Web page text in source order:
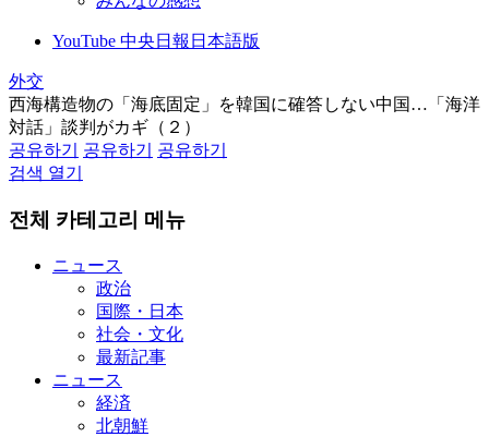
YouTube 中央日報日本語版
外交
西海構造物の「海底固定」を韓国に確答しない中国…「海洋
対話」談判がカギ（２）
공유하기
공유하기
공유하기
검색 열기
전체 카테고리 메뉴
ニュース
政治
国際・日本
社会・文化
最新記事
ニュース
経済
北朝鮮